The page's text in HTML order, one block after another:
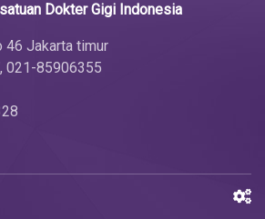
Dokter Gigi Indonesia
46 Jakarta timur
021-85906355